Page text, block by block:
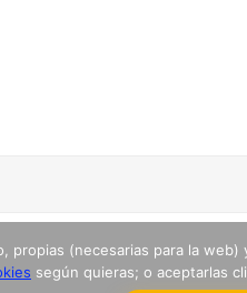
(necesarias para la
según quieras; o aceptarlas